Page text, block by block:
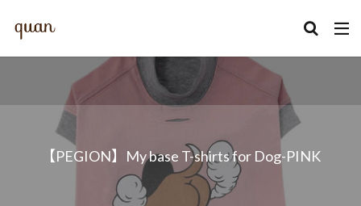
【PEGION】My base T-shirts for Dog-PINK
検索